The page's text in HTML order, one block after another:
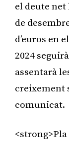
el deute net
de
d’euros en
2024
assentarà
creixement
comunicat.